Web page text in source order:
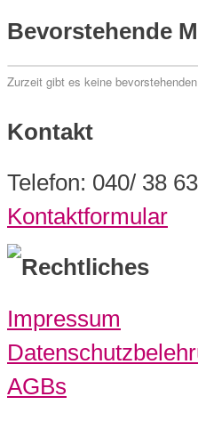
Bevorstehende
Zurzeit gibt es keine
Kontakt
Telefon: 040/ 38
Kontaktformular
Rechtliches
Impressum
AGBs